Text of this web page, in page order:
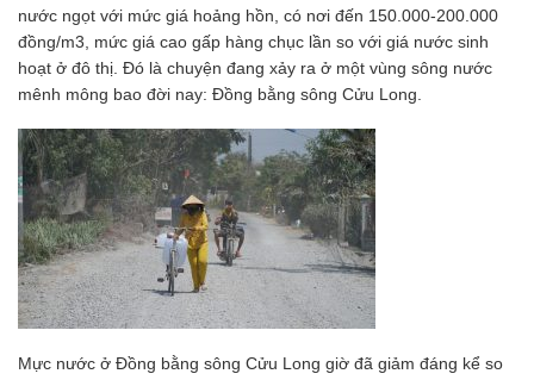
nước ngọt với mức giá hoảng hồn, có nơi đến 150.000-200.000
đồng/m3, mức giá cao gấp hàng chục lần so với giá nước sinh
hoạt ở đô thị. Đó là chuyện đang xảy ra ở một vùng sông nước
mênh mông bao đời nay: Đồng bằng sông Cửu Long.
Mực nước ở Đồng bằng sông Cửu Long giờ đã giảm đáng kể so